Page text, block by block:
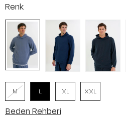
Renk
M L XL XXL
Beden Rehberi